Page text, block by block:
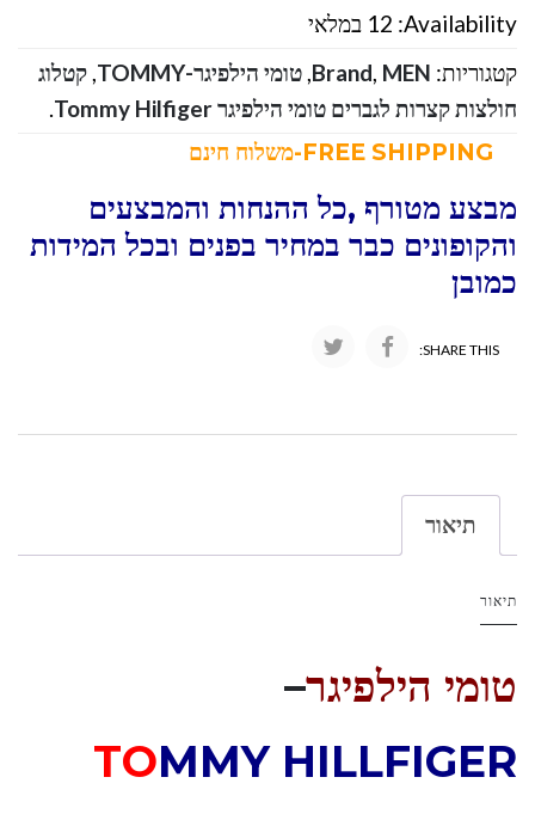
Availability: 12 במלאי
קטגוריות:
Brand, MEN
,טומי הילפיגר-TOMMY ,קטלוג
חולצות קצרות לגברים טומי הילפיגר Tommy Hilfiger
.
מבצע מטורף ,כל ההנחות והמבצעים
והקופונים כבר במחיר בפנים ובכל המידות
כמובן
SHARE THIS:
תיאור
תיאור
טומי הילפיגר–
TOMMY HILLFIGER